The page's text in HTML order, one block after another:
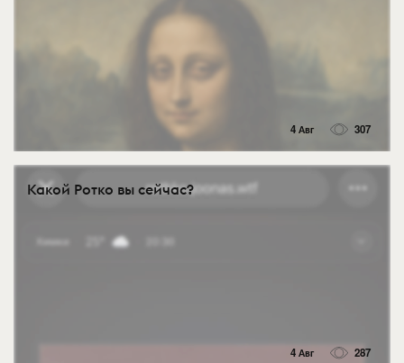
4 Авг 307
Какой Ротко вы сейчас?
4 Авг 287